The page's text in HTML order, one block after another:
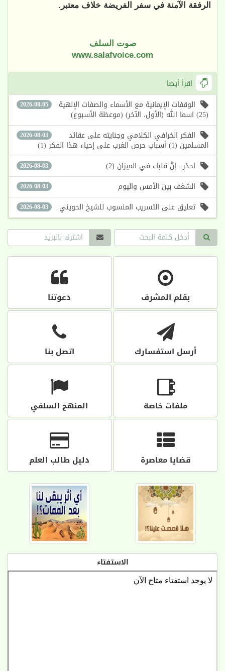
الرفقة الآمنة في سفر الفريضة خلاف معتبر.
صوت السلف
www.salafvoice.com
اقرأ أيضا
2026-08-05 الوقفات الإيمانية مع الأسماء والصفات الإلهية
(25) اسما الله (الأول، الآخر) (موعظة الأسبوع)
2026-08-03 الفكر الخرافي الكلامي وجنايته على عقائد
المسلمين (1) أسباب حرص الغرب على إحياء هذا الفكر (1)
2026-08-03 احذر.. إنَّ قلبك في الميزان (2)
2026-08-03 الشغف بين الأمس واليوم
2026-08-03 تعليق على التسريب المنسوب للشيخ الحويني
بقلم المشرف دعوتنا
أرسل استفسارك اتصل بنا
ملفات خاصة المنهج السلفي
قضايا معاصرة دليل طالب العلم
الاستفتاء